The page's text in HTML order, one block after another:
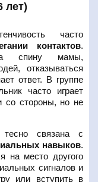
лет)
часто
контактов.
спину мамы,
отказываться
ответ. В группе
часто играет
со стороны, но не
тесно связана с
навыков.
на место другого
сигналов и
или вступить в